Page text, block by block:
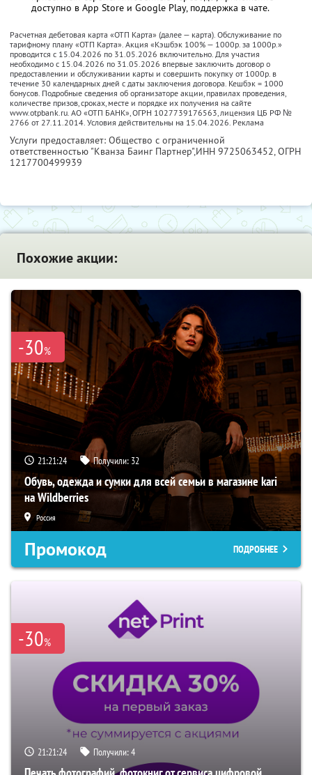
доступно в App Store и Google Play, поддержка в чате.
Расчетная дебетовая карта «ОТП Карта» (далее — карта). Обслуживание по
тарифному плану «ОТП Карта». Акция «Кэшбэк 100% — 1000р. за 1000р.»
проводится с 15.04.2026 по 31.05.2026 включительно. Для участия
необходимо с 15.04.2026 по 31.05.2026 впервые заключить договор о
предоставлении и обслуживании карты и совершить покупку от 1000р. в
течение 30 календарных дней с даты заключения договора. Кешбэк = 1000
бонусов. Подробные сведения об организаторе акции, правилах проведения,
количестве призов, сроках, месте и порядке их получения на сайте
www.otpbank.ru. АО «ОТП БАНК», ОГРН 1027739176563, лицензия ЦБ РФ №
2766 от 27.11.2014. Условия действительны на 15.04.2026. Реклама
Услуги предоставляет: Общество с ограниченной
ответственностью "Кванза Баинг Партнер",ИНН 9725063452, ОГРН
1217700499939
Похожие акции:
-30%
21:21:23 Получили: 32
Обувь, одежда и сумки для всей семьи в магазине kari
на Wildberries
Россия
Промокод ПОДРОБНЕЕ
-30%
21:21:23 Получили:4